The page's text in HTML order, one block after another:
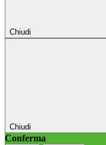
Chiudi
Chiudi
Conferma